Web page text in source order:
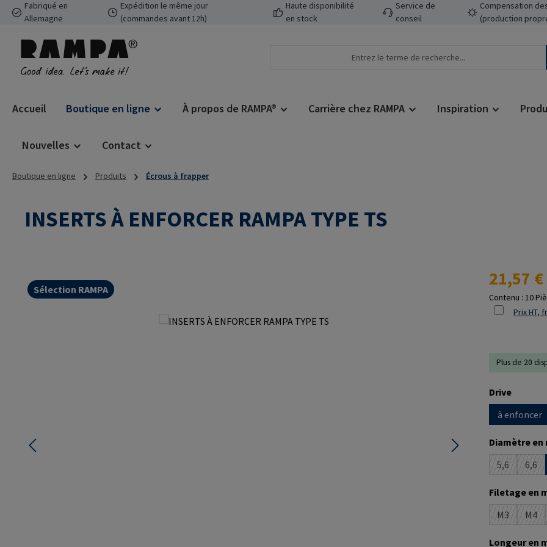
au contenu principal
Passer à la recherche
Passer à la navigation principale
Fabriqué en
Allemagne
Expédition le même jour
(commandes avant 12h)
Haute disponibilité
en stock
Service de
conseil
Compensation
(production
Accueil Boutique en ligne À propos de RAMPA® Carrière chez RAMPA Inspiration
Nouvelles Contact
Boutique en ligne Produits Écrous à frapper
INSERTS À ENFORCER RAMPA TYPE TS
Sélection RAMPA
Prix régulier :
21,57 €
Contenu : 10
Prix HT,
Plus de 20
Sélectionnez
Drive
à enfoncer
Diamètre en
5,6
(Cette
6,6
Filetage en
M3
(Cette
M4
Longeur en